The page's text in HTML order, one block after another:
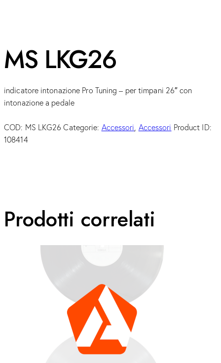
MS LKG26
indicatore intonazione Pro Tuning – per timpani 26″ con
intonazione a pedale
COD: MS LKG26 Categorie: Accessori, Accessori Product ID:
108414
Prodotti correlati